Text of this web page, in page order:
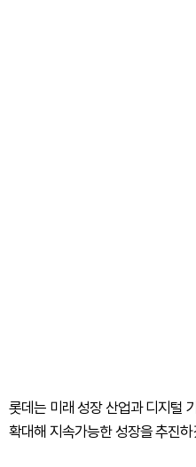
롯데는 미래 성장 산업과 디지털
확대해 지속가능한 성장을 추진